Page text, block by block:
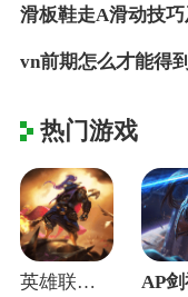
滑板鞋走A滑动技
热门游戏
英雄联盟中，那些英雄的Q技能最没有用处？